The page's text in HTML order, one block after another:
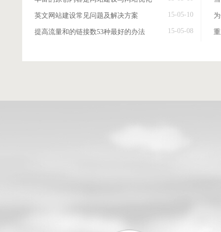
英文网站建设常见问题及解决方案 15-05-10
提高流量和的链接数53种最好的办法 15-05-08